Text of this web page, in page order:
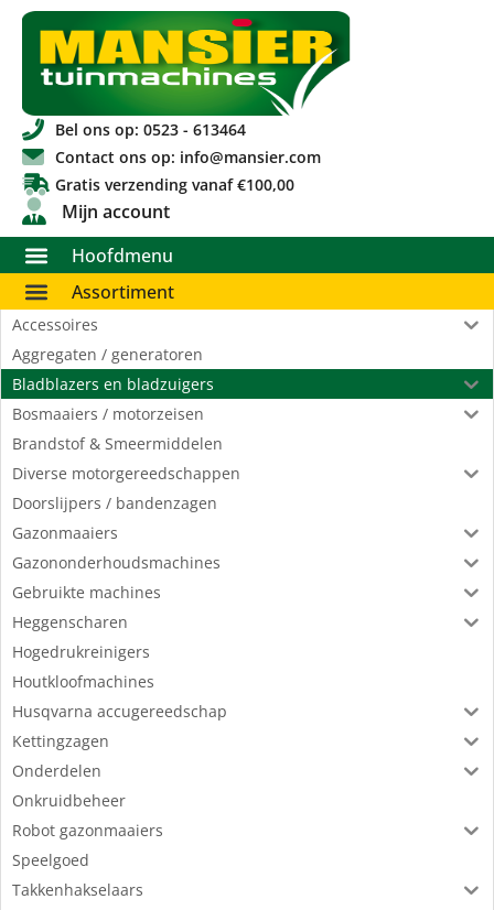
Bel ons op: 0523 - 613464
Contact ons op: info@mansier.com
Gratis verzending vanaf €100,00
Mijn account
Hoofdmenu
Assortiment
Accessoires
Aggregaten / generatoren
Bladblazers en bladzuigers
Bosmaaiers / motorzeisen
Brandstof & Smeermiddelen
Diverse motorgereedschappen
Doorslijpers / bandenzagen
Gazonmaaiers
Gazononderhoudsmachines
Gebruikte machines
Heggenscharen
Hogedrukreinigers
Houtkloofmachines
Husqvarna accugereedschap
Kettingzagen
Onderdelen
Onkruidbeheer
Robot gazonmaaiers
Speelgoed
Takkenhakselaars